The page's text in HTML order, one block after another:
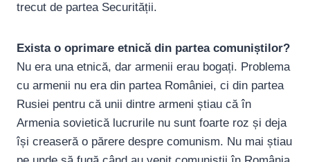
trecut de partea Securității.
Exista o oprimare etnică din partea comuniștilor?
Nu era una etnică, dar armenii erau bogați. Problema
cu armenii nu era din partea României, ci din partea
Rusiei pentru că unii dintre armeni știau că în
Armenia sovietică lucrurile nu sunt foarte roz și deja
își creaseră o părere despre comunism. Nu mai știau